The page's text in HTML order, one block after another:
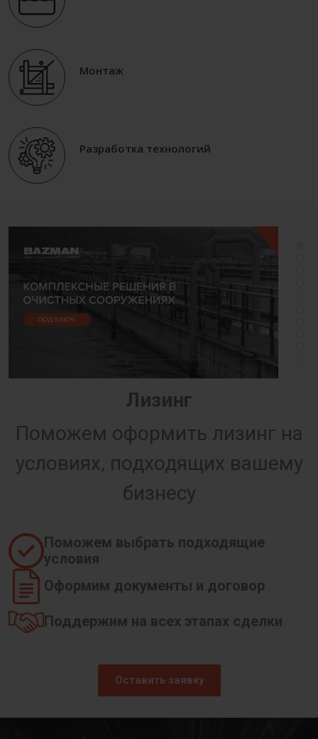
Монтаж
Разработка технологий
Лизинг
Поможем оформить лизинг на
условиях, подходящих вашему
бизнесу
Поможем выбрать подходящие
условия
Оформим документы и договор
Поддержим на всех этапах сделки
Оставить заявку